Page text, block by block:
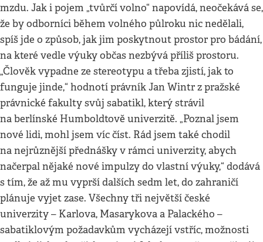
mzdu. Jak i pojem „tvůrčí volno“ napovídá, neočekává se,
že by odborníci během volného půlroku nic nedělali,
spíš jde o způsob, jak jim poskytnout prostor pro bádání,
na které vedle výuky občas nezbývá příliš prostoru.
„Člověk vypadne ze stereotypu a třeba zjistí, jak to
funguje jinde,“ hodnotí právník Jan Wintr z pražské
právnické fakulty svůj sabatikl, který strávil
na berlínské Humboldtově univerzitě. „Poznal jsem
nové lidi, mohl jsem víc číst. Rád jsem také chodil
na nejrůznější přednášky v rámci univerzity, abych
načerpal nějaké nové impulzy do vlastní výuky,“ dodává
s tím, že až mu vyprší dalších sedm let, do zahraničí
plánuje vyjet zase. Všechny tři největší české
univerzity – Karlova, Masarykova a Palackého –
sabatiklovým požadavkům vycházejí vstříc, možnosti